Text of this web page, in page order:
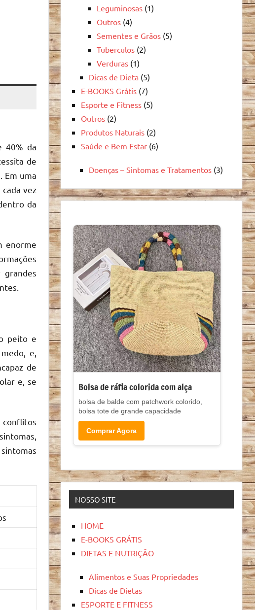
40% da
de
Em uma
vez
da
enorme
peito e
e,
de
e, se
conflitos
Leguminosas (1)
Outros (4)
Sementes e Grãos (5)
Tuberculos (2)
Verduras (1)
Dicas de Dieta (5)
E-BOOKS Grátis (7)
Esporte e Fitness (5)
Outros (2)
Produtos Naturais (2)
Saúde e Bem Estar (6)
Doenças – Sintomas e Tratamentos (3)
Bolsa de ráfia colorida com alça
bolsa de balde com patchwork colorido,
bolsa tote de grande capacidade
Comprar Agora
NOSSO SITE
HOME
E-BOOKS GRÁTIS
DIETAS E NUTRIÇÃO
Alimentos e Suas Propriedades
Dicas de Dietas
ESPORTE E FITNESS